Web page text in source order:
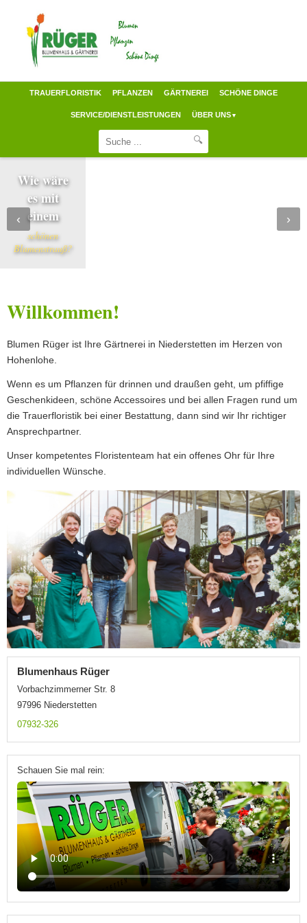
TRAUERFLORISTIK PFLANZEN GÄRTNEREI SCHÖNE DINGE
SERVICE/DIENSTLEISTUNGEN ÜBER UNS▼
🔍
Wie wäre
es mit
einem
schönen
Blumenstrauß?
‹ ›
Willkommen!
Blumen Rüger ist Ihre Gärtnerei in Niederstetten im Herzen von
Hohenlohe.
Wenn es um Pflanzen für drinnen und draußen geht, um pfiffige
Geschenkideen, schöne Accessoires und bei allen Fragen rund um
die Trauerfloristik bei einer Bestattung, dann sind wir Ihr richtiger
Ansprechpartner.
Unser kompetentes Floristenteam hat ein offenes Ohr für Ihre
individuellen Wünsche.
Blumenhaus Rüger
Vorbachzimmerner Str. 8
97996 Niederstetten
07932-326
Schauen Sie mal rein: